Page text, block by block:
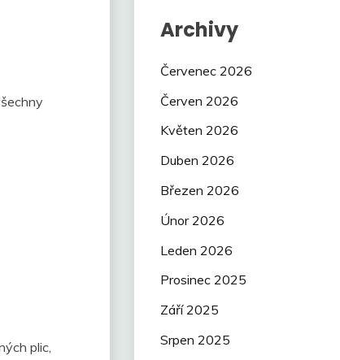
plic,
Archivy
Červenec 2026
Červen 2026
Květen 2026
Duben 2026
Březen 2026
Únor 2026
Leden 2026
Prosinec 2025
Září 2025
Srpen 2025